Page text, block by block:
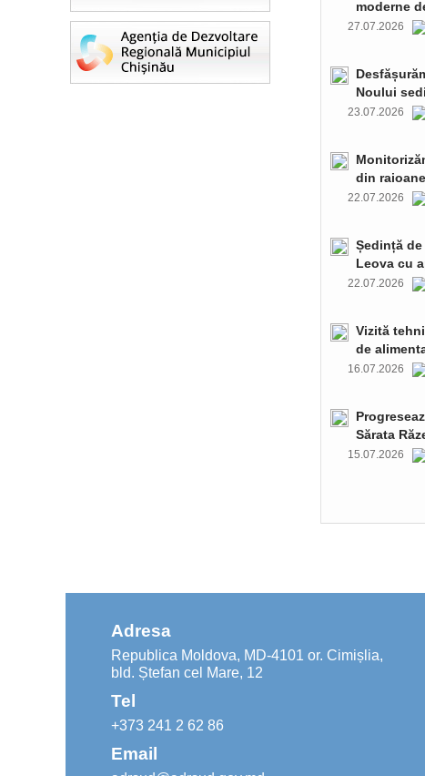
moderne
27.07.2026
Noului
23.07.2026
din
22.07.2026
Ședință
Leova cu
22.07.2026
Vizită
de
16.07.2026
Sărata
15.07.2026
Adresa
Republica Moldova, MD-4101 or. Cimișlia,
bld. Ștefan cel Mare, 12
Tel
+373 241 2 62 86
Email